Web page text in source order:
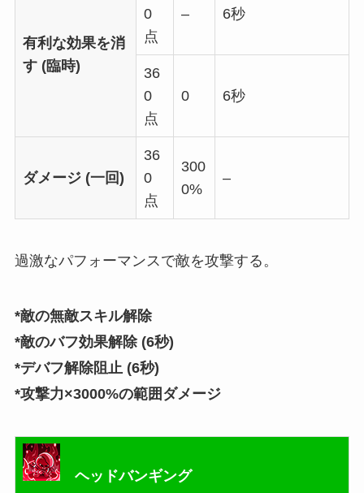
有利な効果を消
す (臨時)
0
点
– 6秒
36
0
点
0 6秒
ダメージ (一回)
36
0
点
300
0%
–
過激なパフォーマンスで敵を攻撃する。
*敵の無敵スキル解除
*敵のバフ効果解除 (6秒)
*デバフ解除阻止 (6秒)
*攻撃力×3000%の範囲ダメージ
ヘッドバンギング